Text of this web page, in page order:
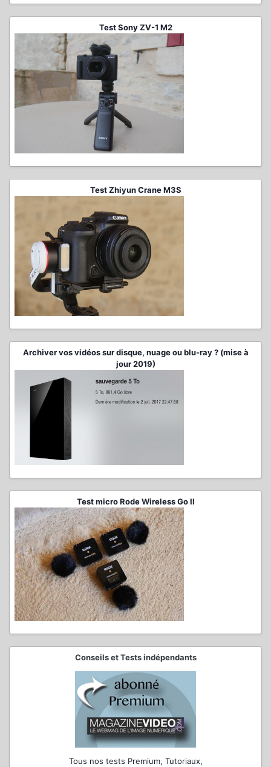
Test Sony ZV-1 M2
Test Zhiyun Crane M3S
Archiver vos vidéos sur disque, nuage ou blu-ray ? (mise à
jour 2019)
Test micro Rode Wireless Go II
Conseils et Tests indépendants
Tous nos tests Premium, Tutoriaux,